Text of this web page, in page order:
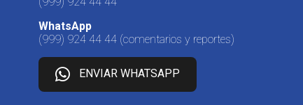
WhatsApp
(999) 924 44 44 (comentarios y reportes)
ENVIAR WHATSAPP